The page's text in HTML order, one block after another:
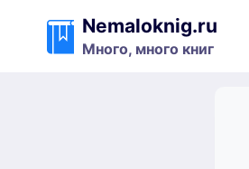
содержимому
Nemaloknig.ru
Много, много книг